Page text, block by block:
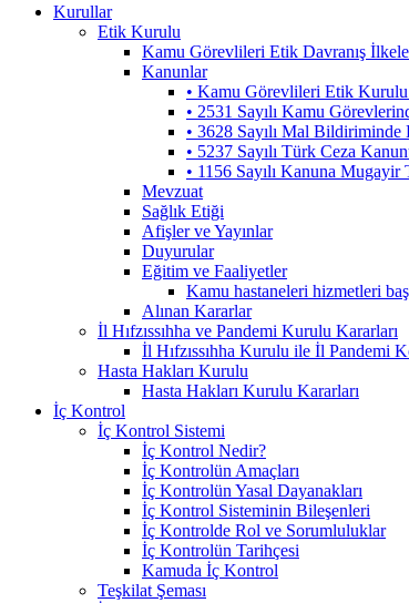
Kurullar
Etik Kurulu
Kamu Görevlileri Etik Davranış
Kanunlar
• Kamu Görevlileri Etik Kurulu
• 2531 Sayılı Kamu
• 3628 Sayılı Mal
• 5237 Sayılı Türk Ceza
• 1156 Sayılı Kanuna
Mevzuat
Sağlık Etiği
Afişler ve Yayınlar
Duyurular
Eğitim ve Faaliyetler
Kamu hastaneleri hizmetleri
Alınan Kararlar
İl Hıfzıssıhha ve Pandemi Kurulu Kararları
İl Hıfzıssıhha Kurulu ile İl Pandemi
Hasta Hakları Kurulu
Hasta Hakları Kurulu Kararları
İç Kontrol
İç Kontrol Sistemi
İç Kontrol Nedir?
İç Kontrolün Amaçları
İç Kontrolün Yasal Dayanakları
İç Kontrol Sisteminin Bileşenleri
İç Kontrolde Rol ve Sorumluluklar
İç Kontrolün Tarihçesi
Kamuda İç Kontrol
Teşkilat Şeması